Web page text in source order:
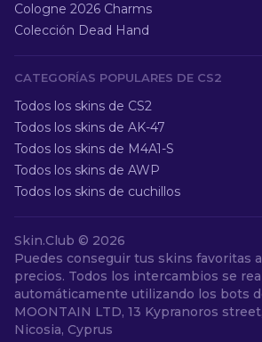
Cologne 2026 Charms
Colección Dead Hand
CATEGORÍAS POPULARES DE CS2
Todos los skins de CS2
Todos los skins de AK-47
Todos los skins de M4A1-S
Todos los skins de AWP
Todos los skins de cuchillos
Skin.Club © 2026
Puedes conseguir tus skins favoritas
precios. Todos los intercambios se
automáticamente utilizando los bots
MOONTAIN LTD, 13 Kypranoros
Nicosia, Cyprus